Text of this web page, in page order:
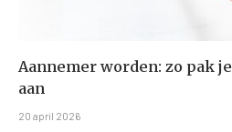
Aannemer worden: zo pak
aan
20 april 2026